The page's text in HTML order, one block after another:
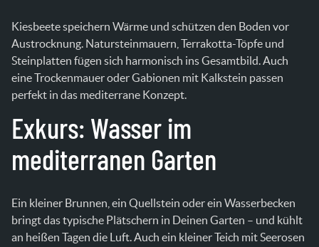
Kiesbeete speichern Wärme und schützen den Boden vor
Austrocknung. Natursteinmauern, Terrakotta-Töpfe und
Steinplatten fügen sich harmonisch ins Gesamtbild. Auch
eine Trockenmauer oder Gabionen mit Kalkstein passen
perfekt in das mediterrane Konzept.
Exkurs: Wasser im
mediterranen Garten
Ein kleiner Brunnen, ein Quellstein oder ein Wasserbecken
bringt das typische Plätschern in Deinen Garten – und kühlt
an heißen Tagen die Luft. Auch ein kleiner Teich mit Seerosen